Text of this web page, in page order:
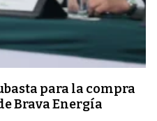
para la compra
Brava Energía